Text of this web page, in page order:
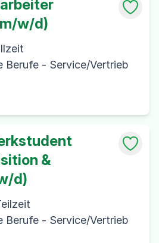
w/d)
Berufe - Service/Vertrieb
&
d)
Berufe - Service/Vertrieb